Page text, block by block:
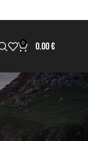
0 0.00€